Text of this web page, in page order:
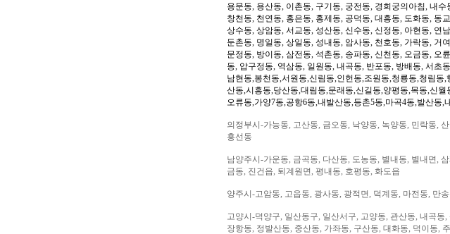
용문동, 용산동, 이촌동, 구기동, 궁전동, 경희궁의아침, 내
창천동, 천연동, 홍은동, 홍제동, 공덕동, 대흥동, 도화동, 동
상수동, 상암동, 서교동, 성산동, 신수동, 신정동, 아현동, 연
둔촌동, 명일동, 상일동, 성내동, 암사동, 천호동, 가락동, 거
문정동, 방이동, 삼전동, 석촌동, 송파동, 신천동, 오금동, 오
동, 압구정동, 역삼동, 일원동, 내곡동, 반포동, 방배동, 서초
남현동,봉천동,서원동,신림동,인헌동,조원동,청룡동,청림
산동,시흥동,당산동,대림동,문래동,신길동,양평동,목동,신
오류동,가양7동,공항6동,내발산동,등촌5동,마곡4동,발산동,
의정부시-가능동, 고산동, 금오동, 낙양동, 녹양동, 민락동,
흥선동
남양주시-가운동, 금곡동, 다산동, 도농동, 별내동, 별내면,
금동, 진건읍, 퇴계원면, 평내동, 호평동, 화도읍
양주시-고암동, 고읍동, 광사동, 광적면, 덕계동, 마전동, 만
고양시-덕양구, 일산동구, 일산서구, 고양동, 관산동, 내곡
장항동, 정발산동, 중산동, 가좌동, 구산동, 대화동, 덕이동,